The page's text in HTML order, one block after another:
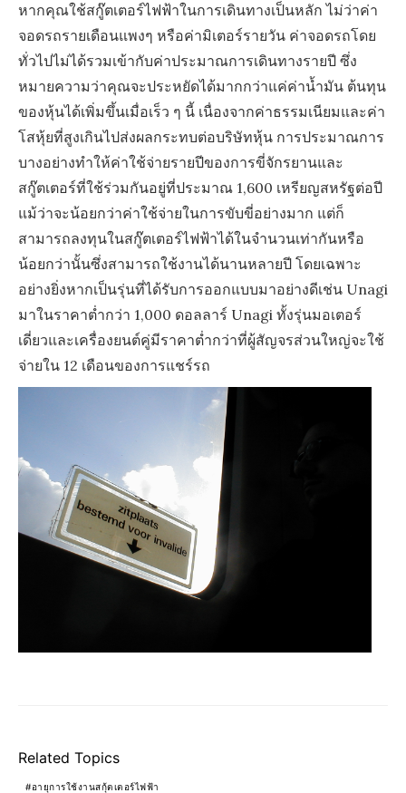
หากคุณใช้สกู๊ตเตอร์ไฟฟ้าในการเดินทางเป็นหลัก ไม่ว่าค่า
จอดรถรายเดือนแพงๆ หรือค่ามิเตอร์รายวัน ค่าจอดรถโดย
ทั่วไปไม่ได้รวมเข้ากับค่าประมาณการเดินทางรายปี ซึ่ง
หมายความว่าคุณจะประหยัดได้มากกว่าแค่ค่าน้ำมัน ต้นทุน
ของหุ้นได้เพิ่มขึ้นเมื่อเร็ว ๆ นี้ เนื่องจากค่าธรรมเนียมและค่า
โสหุ้ยที่สูงเกินไปส่งผลกระทบต่อบริษัทหุ้น การประมาณการ
บางอย่างทำให้ค่าใช้จ่ายรายปีของการขี่จักรยานและ
สกู๊ตเตอร์ที่ใช้ร่วมกันอยู่ที่ประมาณ 1,600 เหรียญสหรัฐต่อปี
แม้ว่าจะน้อยกว่าค่าใช้จ่ายในการขับขี่อย่างมาก แต่ก็
สามารถลงทุนในสกู๊ตเตอร์ไฟฟ้าได้ในจำนวนเท่ากันหรือ
น้อยกว่านั้นซึ่งสามารถใช้งานได้นานหลายปี โดยเฉพาะ
อย่างยิ่งหากเป็นรุ่นที่ได้รับการออกแบบมาอย่างดีเช่น Unagi
มาในราคาต่ำกว่า 1,000 ดอลลาร์ Unagi ทั้งรุ่นมอเตอร์
เดี่ยวและเครื่องยนต์คู่มีราคาต่ำกว่าที่ผู้สัญจรส่วนใหญ่จะใช้
จ่ายใน 12 เดือนของการแชร์รถ
Related Topics
อายุการใช้งานสกุ้ตเตอร์ไฟฟ้า